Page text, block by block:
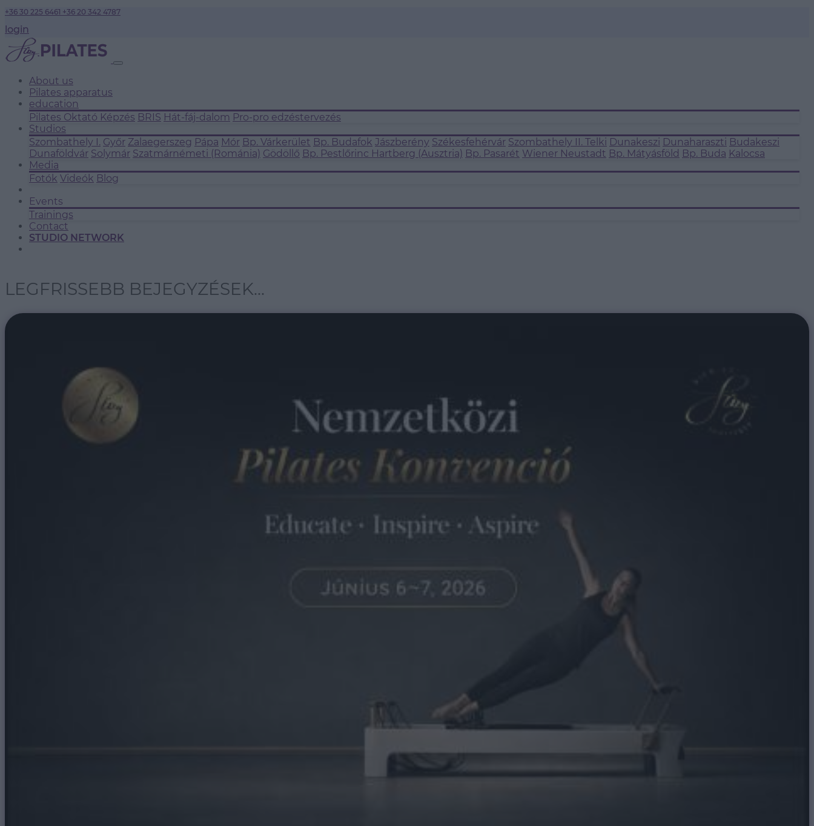
+36 30 225 6461 +36 20 342 4787
login
About us
Pilates apparatus
education
Pilates Oktató Képzés BRIS Hát-fáj-dalom Pro-pro edzéstervezés
Studios
Szombathely I. Győr Zalaegerszeg Pápa Mór Bp. Várkerület Bp. Budafok Jászberény Székesfehérvár Szombathely II. Telki Dunakeszi Dunaharaszti Budakeszi
Dunaföldvár Solymár Szatmárnémeti (Románia) Gödöllő Bp. Pestlőrinc Hartberg (Ausztria) Bp. Pasarét Wiener Neustadt Bp. Mátyásföld Bp. Buda Kalocsa
Media
Fotók Videók Blog
Events
Trainings
Contact
STUDIO NETWORK
LEGFRISSEBB BEJEGYZÉSEK...